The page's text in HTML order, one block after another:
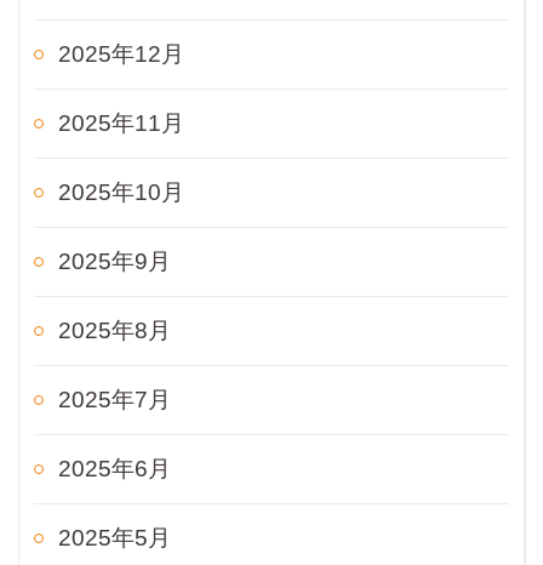
2025年12月
2025年11月
2025年10月
2025年9月
2025年8月
2025年7月
2025年6月
2025年5月